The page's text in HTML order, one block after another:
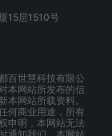
15层1510号
百世慧科技有限公
本网站所发布的信
本网站所载资料。
何商业用途，所有
申明，本网站无法